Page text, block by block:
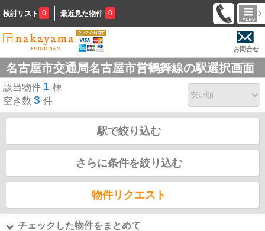
検討リスト 0 最近見た物件 0
お問合せ
名古屋市交通局名古屋市営鶴舞線の駅選択画面
該当物件 1 棟
空き数 3 件
駅で絞り込む
さらに条件を絞り込む
物件リクエスト
チェックした物件をまとめて